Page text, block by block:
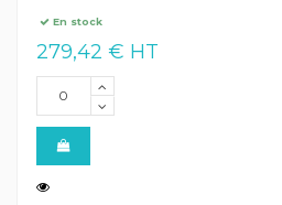
En stock
279,42 € HT